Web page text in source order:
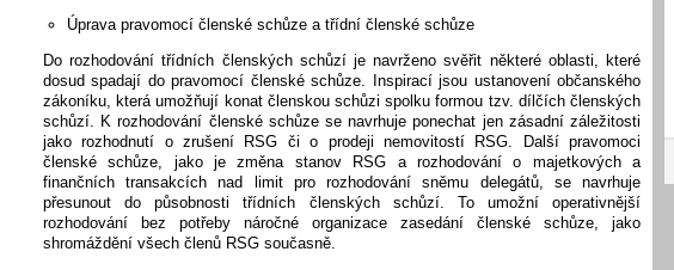
Úprava pravomocí členské schůze a třídní členské schůze
Do rozhodování třídních členských schůzí je navrženo svěřit některé oblasti, které
dosud spadají do pravomocí členské schůze. Inspirací jsou ustanovení občanského
zákoníku, která umožňují konat členskou schůzi spolku formou tzv. dílčích členských
schůzí. K rozhodování členské schůze se navrhuje ponechat jen zásadní záležitosti
jako rozhodnutí o zrušení RSG či o prodeji nemovitostí RSG. Další pravomoci
členské schůze, jako je změna stanov RSG a rozhodování o majetkových a
finančních transakcích nad limit pro rozhodování sněmu delegátů, se navrhuje
přesunout do působnosti třídních členských schůzí. To umožní operativnější
rozhodování bez potřeby náročné organizace zasedání členské schůze, jako
shromáždění všech členů RSG současně.